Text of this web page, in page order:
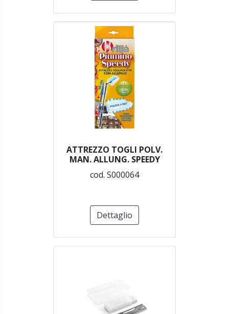
ATTREZZO TOGLI POLV.
MAN. ALLUNG. SPEEDY
cod. S000064
Dettaglio